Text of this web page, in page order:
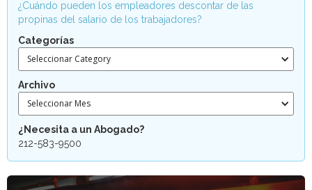
¿Cuándo pueden los empleadores descontar de las
propinas del salario de los trabajadores?
Categorías
Seleccionar Category
Archivo
Seleccionar Mes
¿Necesita a un Abogado?
212-583-9500